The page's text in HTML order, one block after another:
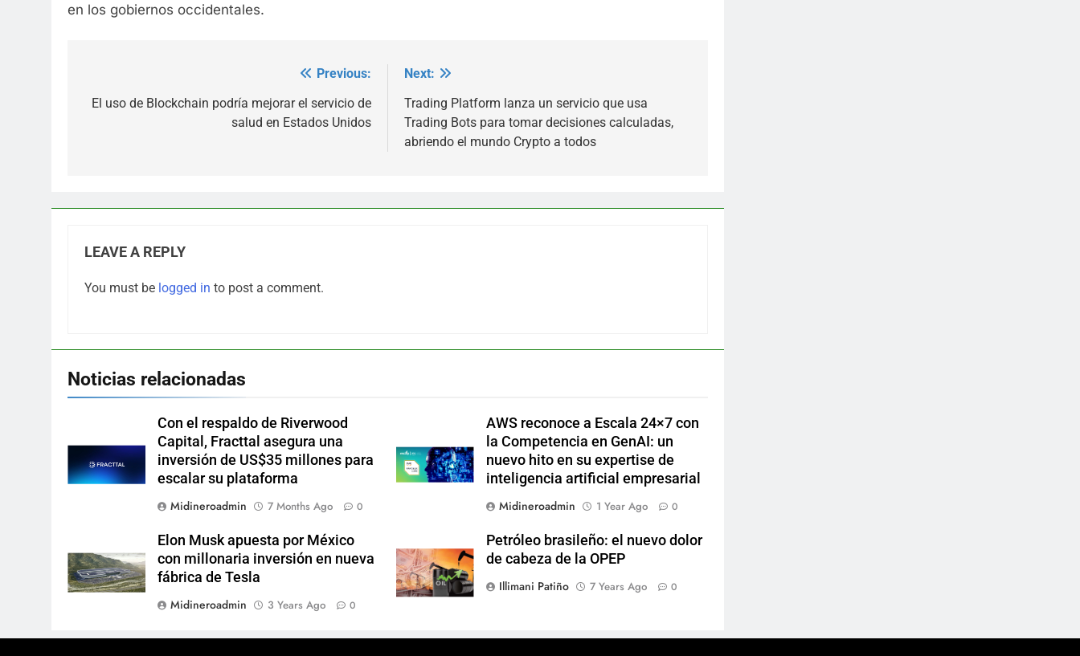
en los gobiernos occidentales.
navigation
Previous:
El uso de Blockchain podría mejorar el servicio de
salud en Estados Unidos
Next:
Trading Platform lanza un servicio que usa
Trading Bots para tomar decisiones calculadas,
abriendo el mundo Crypto a todos
LEAVE A REPLY
You must be logged in to post a comment.
Noticias relacionadas
Con el respaldo de Riverwood
Capital, Fracttal asegura una
inversión de US$35 millones para
escalar su plataforma
Midineroadmin
7 Months Ago 0
AWS reconoce a Escala 24×7 con
la Competencia en GenAI: un
nuevo hito en su expertise de
inteligencia artificial empresarial
Midineroadmin
1 Year Ago 0
Elon Musk apuesta por México
con millonaria inversión en nueva
fábrica de Tesla
Midineroadmin
3 Years Ago 0
Petróleo brasileño: el nuevo dolor
de cabeza de la OPEP
Illimani Patiño
7 Years Ago 0